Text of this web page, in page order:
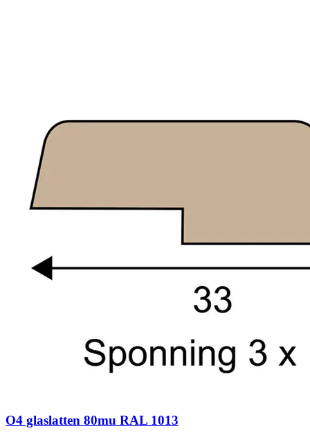
O4 glaslatten 80mu RAL 1013